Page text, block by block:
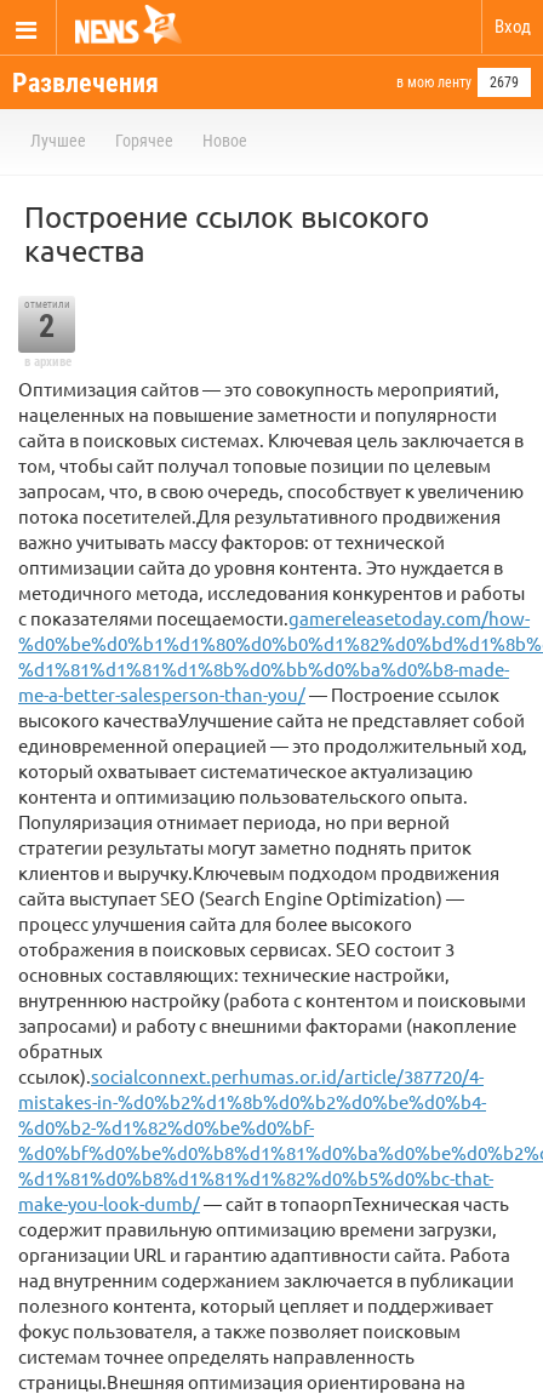
Вход
Развлечения в мою ленту 2679
Лучшее Горячее Новое
Построение ссылок высокого
качества
отметили
2
в архиве
Оптимизация сайтов — это совокупность мероприятий,
нацеленных на повышение заметности и популярности
сайта в поисковых системах. Ключевая цель заключается в
том, чтобы сайт получал топовые позиции по целевым
запросам, что, в свою очередь, способствует к увеличению
потока посетителей.Для результативного продвижения
важно учитывать массу факторов: от технической
оптимизации сайта до уровня контента. Это нуждается в
методичного метода, исследования конкурентов и работы
с показателями посещаемости.gamereleasetoday.com/how-
%d1%81%d1%81%d1%8b%d0%bb%d0%ba%d0%b8-made-
me-a-better-salesperson-than-you/— Построение ссылок
высокого качестваУлучшение сайта не представляет собой
единовременной операцией — это продолжительный ход,
который охватывает систематическое актуализацию
контента и оптимизацию пользовательского опыта.
Популяризация отнимает периода, но при верной
стратегии результаты могут заметно поднять приток
клиентов и выручку.Ключевым подходом продвижения
сайта выступает SEO (Search Engine Optimization) —
процесс улучшения сайта для более высокого
отображения в поисковых сервисах. SEO состоит 3
основных составляющих: технические настройки,
внутреннюю настройку (работа с контентом и поисковыми
запросами) и работу с внешними факторами (накопление
обратных
ссылок).socialconnext.perhumas.or.id/article/387720/4-
mistakes-in-%d0%b2%d1%8b%d0%b2%d0%be%d0%b4-
%d0%b2-%d1%82%d0%be%d0%bf-
%d1%81%d0%b8%d1%81%d1%82%d0%b5%d0%bc-that-
make-you-look-dumb/— сайт в топаорпТехническая часть
содержит правильную оптимизацию времени загрузки,
организации URL и гарантию адаптивности сайта. Работа
над внутренним содержанием заключается в публикации
полезного контента, который цепляет и поддерживает
фокус пользователя, а также позволяет поисковым
системам точнее определять направленность
страницы.Внешняя оптимизация ориентирована на